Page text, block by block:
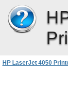
HP LaserJet 4050